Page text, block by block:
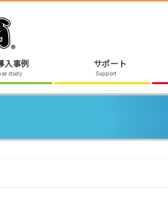
入事例
study
サポート
Support